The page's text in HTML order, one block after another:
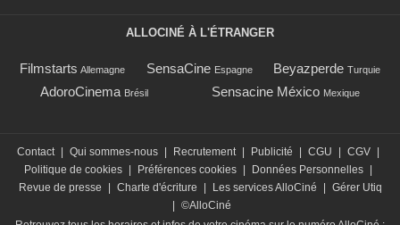
ALLOCINÉ À L'ÉTRANGER
Filmstarts Allemagne SensaCine Espagne Beyazperde Turquie
AdoroCinema Brésil Sensacine México Mexique
Contact Qui sommes-nous Recrutement Publicité CGU CGV
Politique de cookies
Préférences cookies Données Personnelles
Revue de presse
Charte d'écriture Les services AlloCiné
Gérer Utiq
©AlloCiné